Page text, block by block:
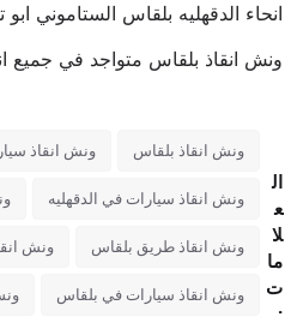
انحاء الدقهليه بلقاس الستاموني
ونش انقاذ بلقاس متواجد في جميع
ال
ع
لا
ما
ت
ونش انقاذ بلقاس ونش انقاذ
ونش انقاذ سيارات في الدقهليه
ونش انقاذ طريق بلقاس ونش
ونش انقاذ سيارات في بلقاس